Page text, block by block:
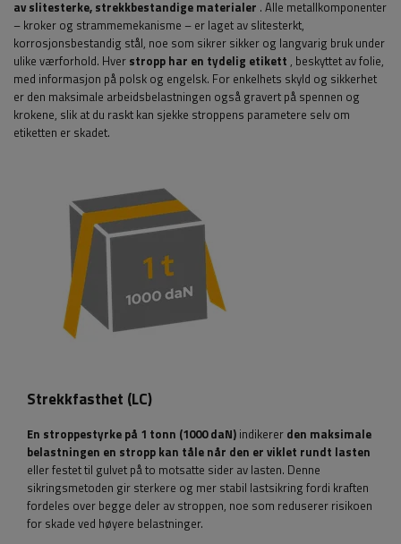
av slitesterke, strekkbestandige materialer . Alle metallkomponenter
– kroker og strammemekanisme – er laget av slitesterkt,
korrosjonsbestandig stål, noe som sikrer sikker og langvarig bruk under
ulike værforhold. Hver stropp har en tydelig etikett , beskyttet av folie,
med informasjon på polsk og engelsk. For enkelhets skyld og sikkerhet
er den maksimale arbeidsbelastningen også gravert på spennen og
krokene, slik at du raskt kan sjekke stroppens parametere selv om
etiketten er skadet.
Strekkfasthet (LC)
En stroppestyrke på 1 tonn (1000 daN) indikerer den maksimale
belastningen en stropp kan tåle når den er viklet rundt lasten
eller festet til gulvet på to motsatte sider av lasten. Denne
sikringsmetoden gir sterkere og mer stabil lastsikring fordi kraften
fordeles over begge deler av stroppen, noe som reduserer risikoen
for skade ved høyere belastninger.